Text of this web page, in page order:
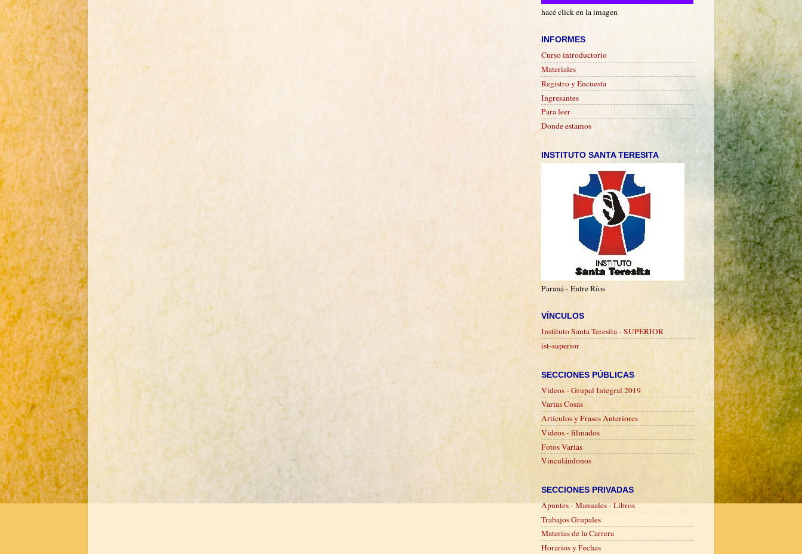
hacé click en la imagen
INFORMES
Curso introductorio
Materiales
Registro y Encuesta
Ingresantes
Para leer
Donde estamos
INSTITUTO SANTA TERESITA
Paraná - Entre Ríos
VÍNCULOS
Instituto Santa Teresita - SUPERIOR
ist-superior
SECCIONES PÚBLICAS
Videos - Grupal Integral 2019
Varias Cosas
Artículos y Frases Anteriores
Videos - filmados
Fotos Varias
Vinculándonos
SECCIONES PRIVADAS
Apuntes - Manuales - Libros
Trabajos Grupales
Materias de la Carrera
Horarios y Fechas